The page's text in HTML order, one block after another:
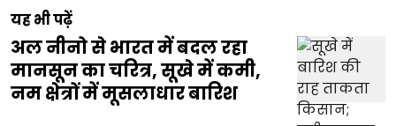
यह भी पढ़ें
अल नीनो से भारत में बदल रहा
मानसून का चरित्र, सूखे में कमी,
नम क्षेत्रों में मूसलाधार बारिश